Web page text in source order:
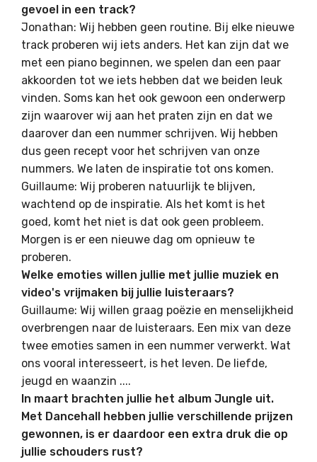
gevoel in een track?
Jonathan: Wij hebben geen routine. Bij elke nieuwe
track proberen wij iets anders. Het kan zijn dat we
met een piano beginnen, we spelen dan een paar
akkoorden tot we iets hebben dat we beiden leuk
vinden. Soms kan het ook gewoon een onderwerp
zijn waarover wij aan het praten zijn en dat we
daarover dan een nummer schrijven. Wij hebben
dus geen recept voor het schrijven van onze
nummers. We laten de inspiratie tot ons komen.
Guillaume: Wij proberen natuurlijk te blijven,
wachtend op de inspiratie. Als het komt is het
goed, komt het niet is dat ook geen probleem.
Morgen is er een nieuwe dag om opnieuw te
proberen.
Welke emoties willen jullie met jullie muziek en
video's vrijmaken bij jullie luisteraars?
Guillaume: Wij willen graag poëzie en menselijkheid
overbrengen naar de luisteraars. Een mix van deze
twee emoties samen in een nummer verwerkt. Wat
ons vooral interesseert, is het leven. De liefde,
jeugd en waanzin ....
In maart brachten jullie het album Jungle uit.
Met Dancehall hebben jullie verschillende prijzen
gewonnen, is er daardoor een extra druk die op
jullie schouders rust?